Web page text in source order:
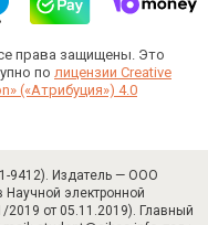
права защищены. Это
по лицензии Creative
(«Атрибуция») 4.0
9412). Издатель — ООО
электронной
2019 от 05.11.2019). Главный